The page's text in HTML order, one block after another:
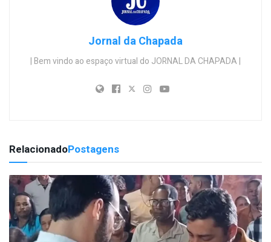
Jornal da Chapada
| Bem vindo ao espaço virtual do JORNAL DA CHAPADA |
RelacionadoPostagens